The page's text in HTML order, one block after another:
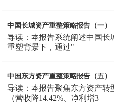
中国长城资产重整策略报告（一）
导读：本报告系统阐述中国长
重塑背景下，通过"
中国东方资产重整策略报告（五）
导读：本报告聚焦东方资产转
（营收降14.42%、净利增3